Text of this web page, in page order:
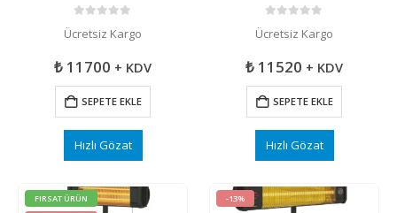
Ücretsiz Kargo
₺ 11700 + KDV
SEPETE EKLE
Hızlı Gözat
Ücretsiz Kargo
₺ 11520 + KDV
SEPETE EKLE
Hızlı Gözat
FIRSAT ÜRÜN
-13%